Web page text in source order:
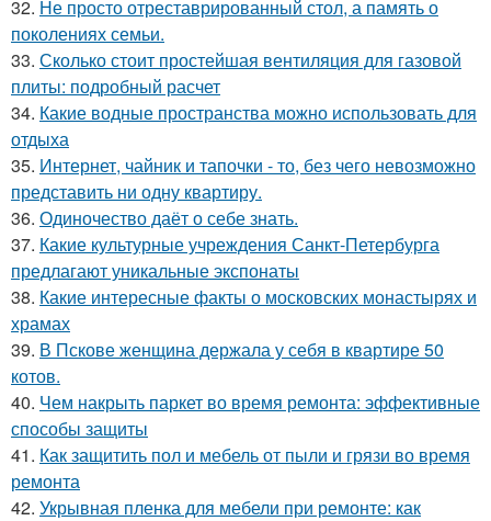
32. Не просто отреставрированный стол, а память о
поколениях семьи.
33. Сколько стоит простейшая вентиляция для газовой
плиты: подробный расчет
34. Какие водные пространства можно использовать для
отдыха
35. Интернет, чайник и тапочки - то, без чего невозможно
представить ни одну квартиру.
36. Одиночество даёт о себе знать.
37. Какие культурные учреждения Санкт-Петербурга
предлагают уникальные экспонаты
38. Какие интересные факты о московских монастырях и
храмах
39. В Пскове женщина держала у себя в квартире 50
котов.
40. Чем накрыть паркет во время ремонта: эффективные
способы защиты
41. Как защитить пол и мебель от пыли и грязи во время
ремонта
42. Укрывная пленка для мебели при ремонте: как